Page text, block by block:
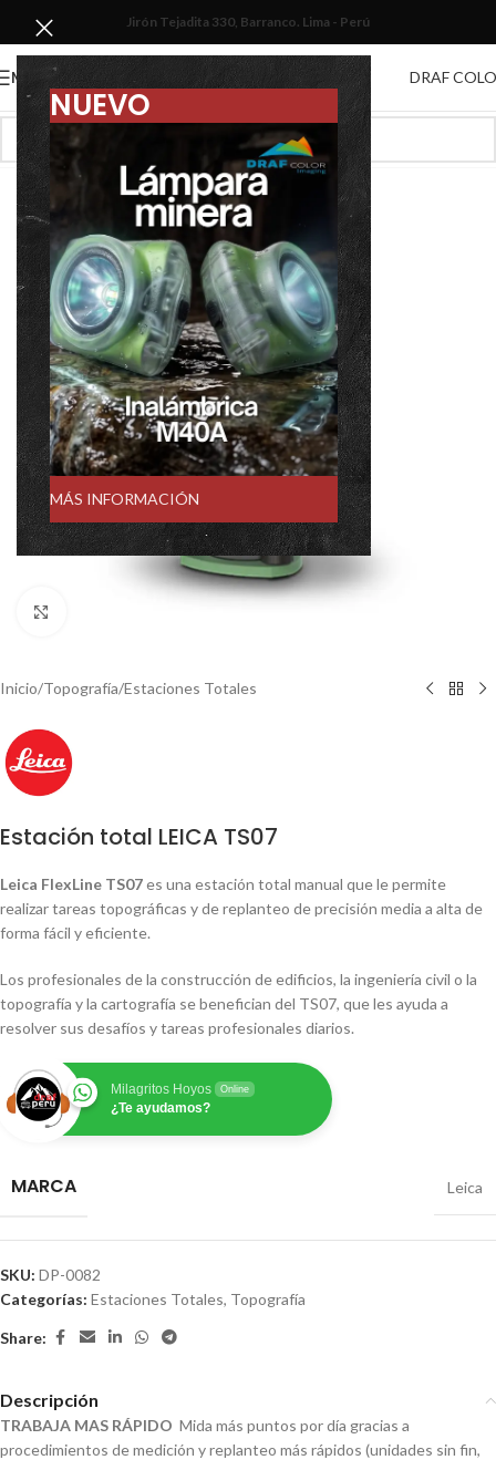
NUEVO
MÁS INFORMACIÓN
Jirón Tejadita 330, Barranco. Lima - Perú
MENU DRAF
Inicio/Topografía/Estaciones Totales
Estación total LEICA TS07
Leica FlexLine TS07es una estación total manual que le permite
realizar tareas topográficas y de replanteo de precisión media a alta de
forma fácil y eficiente.
Los profesionales de la construcción de edificios, la ingeniería civil o la
topografía y la cartografía se benefician del TS07, que les ayuda a
resolver sus desafíos y tareas profesionales diarios.
Milagritos Hoyos Online
¿Te ayudamos?
MARCA Leica
SKU: DP-0082
Categorías: Estaciones Totales, Topografía
Share:
Descripción
TRABAJA MAS RÁPIDO Mida más puntos por día gracias a
procedimientos de medición y replanteo más rápidos (unidades sin fin,